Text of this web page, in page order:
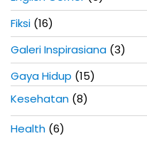
Fiksi (16)
Galeri Inspirasiana (3)
Gaya Hidup (15)
Kesehatan (8)
Health (6)